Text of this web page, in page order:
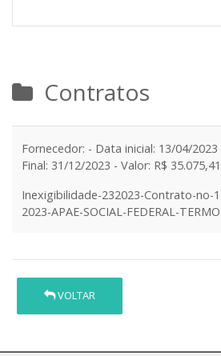
Contratos
Fornecedor: - Data inicial: 13/04/
Final: 31/12/2023 - Valor: R$ 35.075,41
Inexigibilidade-232023-Contrato-no-
2023-APAE-SOCIAL-FEDERAL-
VOLTAR